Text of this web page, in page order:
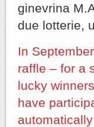
ginevrina
due lotterie,
In
raffle – for a
lucky
have